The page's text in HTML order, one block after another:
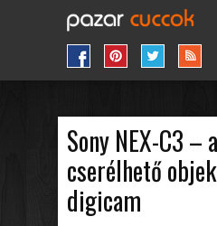
Sony NEX-C3 –
cserélhető
digicam